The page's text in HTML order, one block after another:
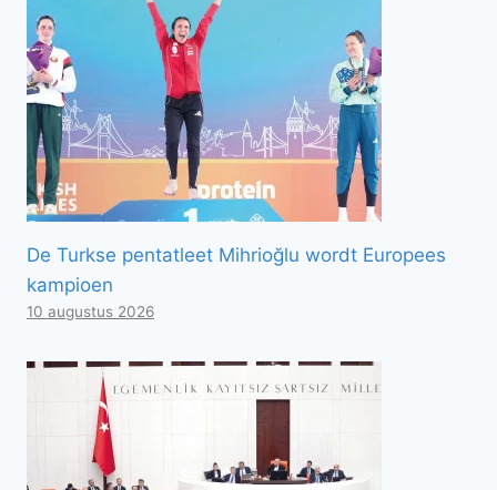
De Turkse pentatleet Mihrioğlu wordt Europees
kampioen
10 augustus 2026